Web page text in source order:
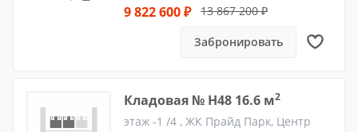
9 822 600 ₽ 13 867 200 ₽
Забронировать
Кладовая № Н48 16.6 м2
этаж -1 /4 , ЖК Прайд Парк, Центр